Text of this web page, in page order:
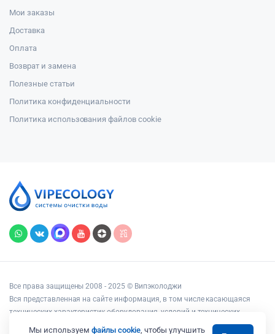
Мои заказы
Доставка
Оплата
Возврат и замена
Полезные статьи
Политика конфиденциальности
Политика использования файлов cookie
Все права защищены 2008 - 2025 © Випэколоджи
Вся представленная на сайте информация, в том числе касающаяся
технических характеристик оборудования, условий и технических
возможностей подключения, наличия на складе, стоимости товаров и
Мы используем файлы cookie, чтобы улучшить